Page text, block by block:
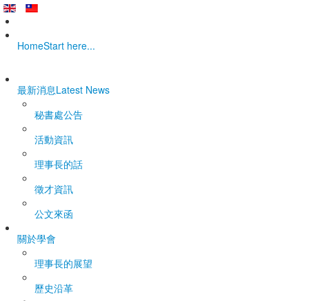
HomeStart here...
最新消息Latest News
秘書處公告
活動資訊
理事長的話
徵才資訊
公文來函
關於學會
理事長的展望
歷史沿革